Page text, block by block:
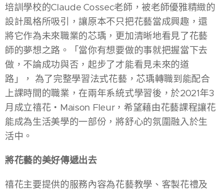
培訓學校的Claude Cossec老師，被老師優雅精緻的
設計風格所吸引，讓原本不只把花藝當成興趣，還
將它作為未來職業的芯瑀，更加清晰地看見了花藝
師的夢想之路。「當你有想要做的事就把握當下去
做，不論成功與否，起步了才能看見未來的道
路」， 為了完整學習法式花藝，芯瑀轉職到能配合
上課時間的職業，在兩年系統式學習後，於2021年3
月成立禧花・Maison Fleur，希望藉由花藝課程讓花
能成為生活美學的一部份，將舒心的氛圍融入於生
活中。
將花藝的美好傳遞出去
禧花主要提供的服務內容為花藝教學、客製花禮及